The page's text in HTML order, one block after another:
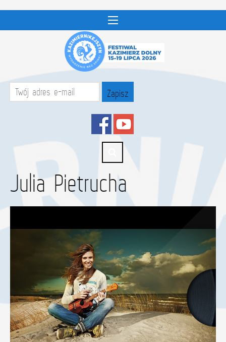
Julia Pietrucha